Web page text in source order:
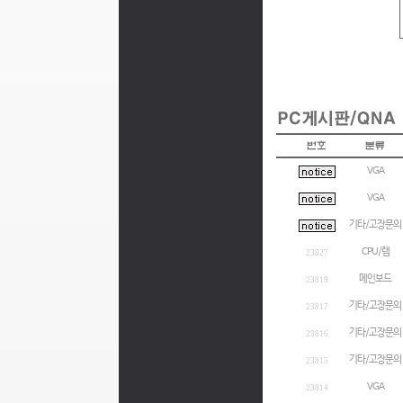
VGA
VGA
기타/고장문의
23827 CPU/램
23819 메인보드
23817 기타/고장문의
23816 기타/고장문의
23815 기타/고장문의
23814 VGA